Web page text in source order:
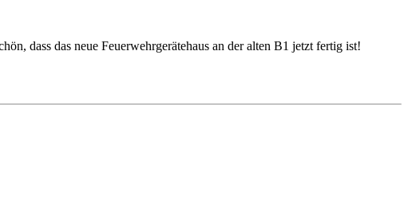
dass das neue Feuerwehrgerätehaus an der alten B1 jetzt fertig ist!